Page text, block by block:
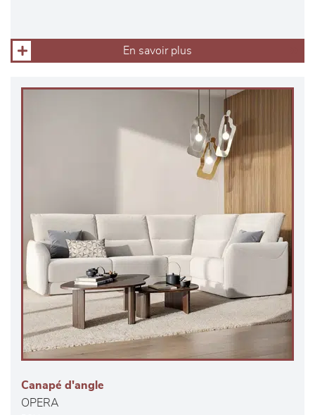
En savoir plus
Canapé d'angle
OPERA